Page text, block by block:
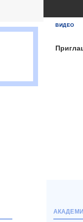
04 Июня
ВИДЕО